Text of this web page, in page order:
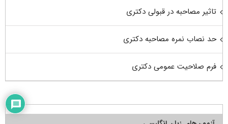
تاثیر مصاحبه در قبولی دکتری
حد نصاب نمره مصاحبه دکتری
فرم صلاحیت عمومی دکتری